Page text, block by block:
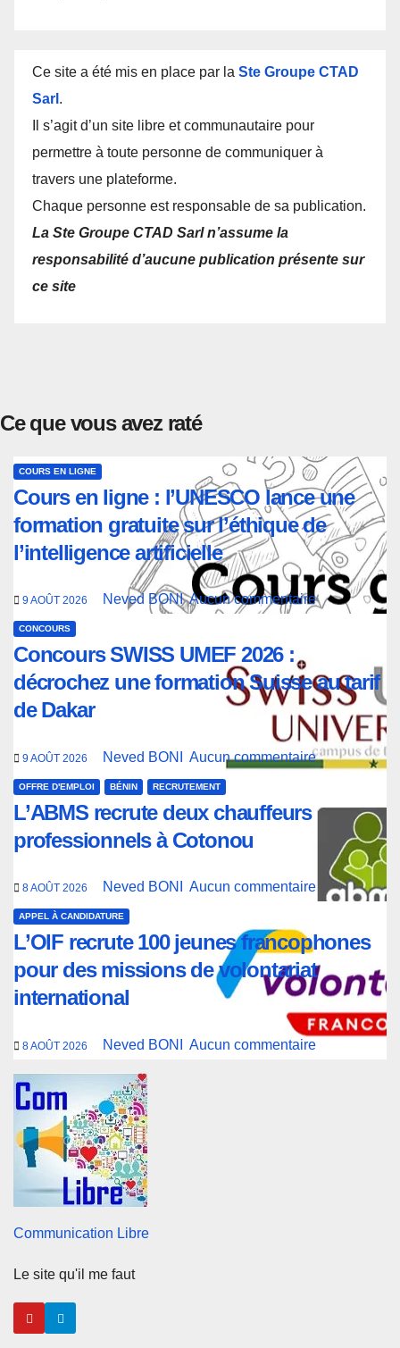
Ce site a été mis en place par la Ste Groupe CTAD
Sarl .
Il s’agit d’un site libre et communautaire pour
permettre à toute personne de communiquer à
travers une plateforme.
Chaque personne est responsable de sa publication.
La Ste Groupe CTAD Sarl n’assume la
responsabilité d’aucune publication présente sur
ce site
Ce que vous avez raté
COURS EN LIGNE
Cours en ligne : l’UNESCO lance une
formation gratuite sur l’éthique de
l’intelligence artificielle
9 AOÛT 2026 Neved BONIAucun commentaire
CONCOURS
Concours SWISS UMEF 2026 :
décrochez une formation Suisse au tarif
de Dakar
9 AOÛT 2026 Neved BONI Aucun commentaire
OFFRE D'EMPLOI BÉNIN RECRUTEMENT
L’ABMS recrute deux chauffeurs
professionnels à Cotonou
8 AOÛT 2026 Neved BONI Aucun commentaire
APPEL À CANDIDATURE
L’OIF recrute 100 jeunes francophones
pour des missions de volontariat
international
8 AOÛT 2026 Neved BONI Aucun commentaire
Communication Libre
Le site qu'il me faut